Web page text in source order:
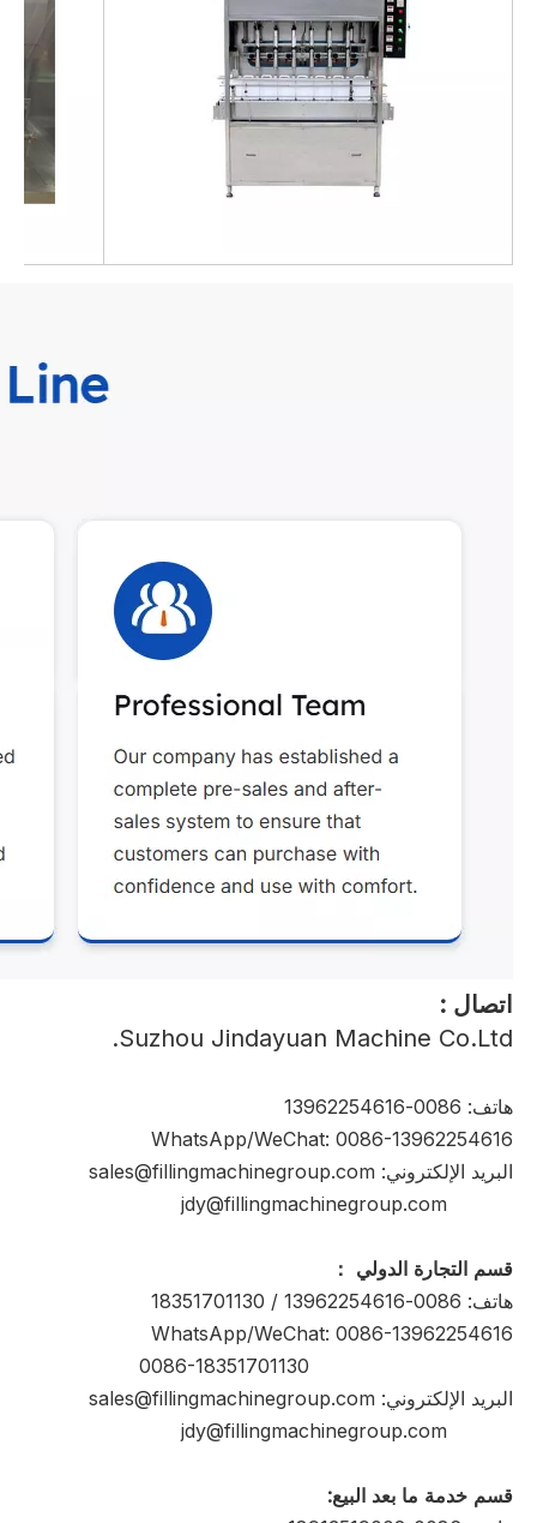
اتصال :
Suzhou Jindayuan Machine Co.Ltd.
هاتف: 0086-13962254616
WhatsApp/WeChat: 0086-13962254616
البريد الإلكتروني: sales@fillingmachinegroup.com
jdy@fillingmachinegroup.com
قسم التجارة الدولي ：
هاتف: 0086-13962254616 / 18351701130
WhatsApp/WeChat: 0086-13962254616
البريد الإلكتروني: sales@fillingmachinegroup.com
قسم خدمة ما بعد البيع: